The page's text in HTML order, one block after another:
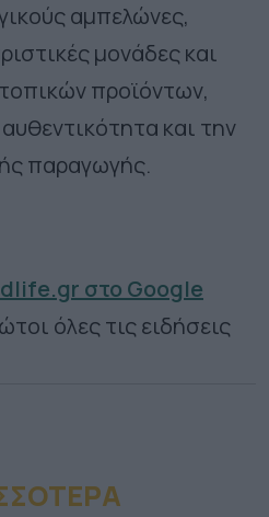
αμπελώνες,
μονάδες και
προϊόντων,
και την
παραγωγής.
στο Google
όλες τις ειδήσεις